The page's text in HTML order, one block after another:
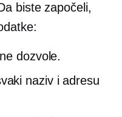
biste započeli,
dozvole.
naziv i adresu